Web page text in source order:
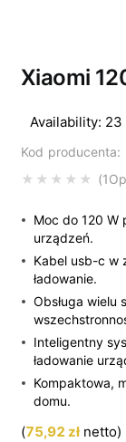
Xiaomi
1
Availability: 23
Kod producenta:
Moc do 120 W
urządzeń.
Kabel usb-c w
ładowanie.
Obsługa wielu
Inteligentny
ładowanie
Kompaktowa,
domu.
(75,92 złnetto)